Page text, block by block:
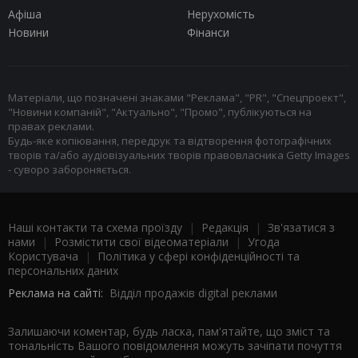
Афіша
Нерухомість
Новини
Фінанси
Матеріали, що позначені знаками "Реклама", "PR", "Спецпроект",
"Новини компаній", "Актуально", "Промо", публікуються на
правах реклами.
Будь-яке копіювання, передрук та відтворення фотографічних
творів та/або аудіовізуальних творів правовласника Getty Images
- суворо забороняється.
Наші контакти та схема проїзду | Редакція | Зв'язатися з
нами | Розмістити свої відеоматеріали | Угода
Користувача |
Політика у сфері конфіденційності та
персональних даних
Реклама на сайті: Відділ продажів digital реклами
Залишаючи коментар, будь ласка, пам'ятайте, що зміст та
тональність Вашого повідомлення можуть зачіпати почуття